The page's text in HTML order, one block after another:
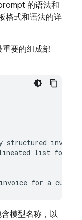
的语法和
格式和语法的详
重要的组成部
invoice
list
模型名称，以